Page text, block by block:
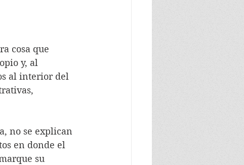
cosa que
y, al
al interior del
no se explican
en donde el
su